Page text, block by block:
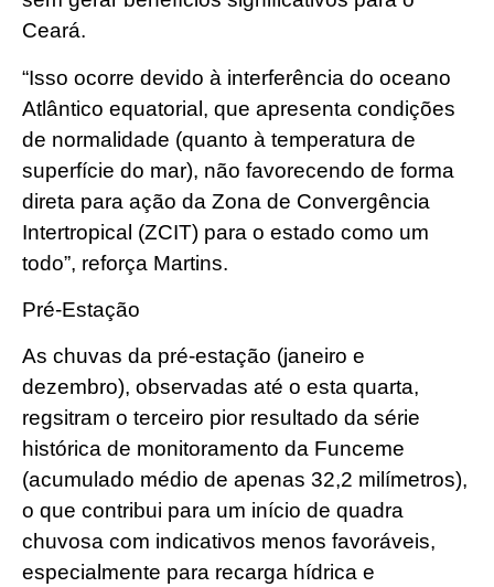
Ceará.
“Isso ocorre devido à interferência do oceano
Atlântico equatorial, que apresenta condições
de normalidade (quanto à temperatura de
superfície do mar), não favorecendo de forma
direta para ação da Zona de Convergência
Intertropical (ZCIT) para o estado como um
todo”, reforça Martins.
Pré-Estação
As chuvas da pré-estação (janeiro e
dezembro), observadas até o esta quarta,
regsitram o terceiro pior resultado da série
histórica de monitoramento da Funceme
(acumulado médio de apenas 32,2 milímetros),
o que contribui para um início de quadra
chuvosa com indicativos menos favoráveis,
especialmente para recarga hídrica e